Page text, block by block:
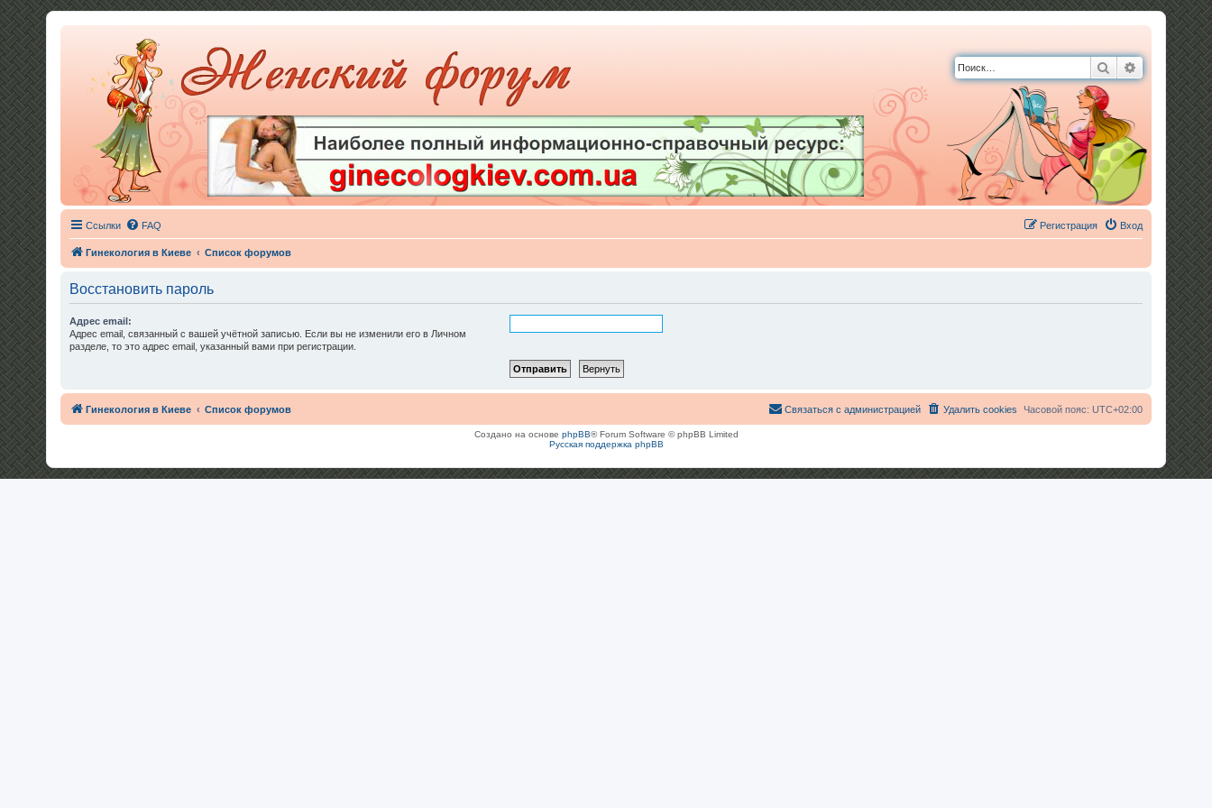
Поиск
Ссылки FAQ Вход
Регистрация
Гинекология в Киеве Список форумов
Восстановить пароль
Адрес email:
Адрес email, связанный с вашей учётной записью. Если вы не изменили его в Личном
разделе, то это адрес email, указанный вами при регистрации.
Гинекология в Киеве Список форумов Часовой пояс: UTC+02:00
Удалить cookies
Связаться с администрацией
Создано на основе phpBB® Forum Software © phpBB Limited
Русская поддержка phpBB